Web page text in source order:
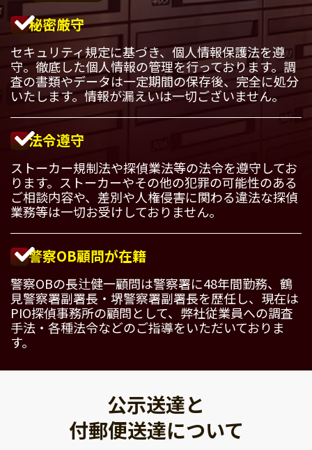
秘密厳守
セキュリティ規定に基づき、個人情報保護法を遵
守。徹底した個人情報の管理を行っております。調
査の書類やデータは一定期間の保存後、完全に処分
いたします。情報が漏えいは一切ございません。
法令遵守
ストーカー規制法や探偵業法等の法令を遵守してお
ります。ストーカーやその他の犯罪の可能性のある
ご相談内容や、差別や人権侵害に関わる違法な探偵
業務等は一切お受けしておりません。
警察OB顧問が在籍
警察OBの長辻健一顧問は警察署に48年間勤務、鶴
見警察署副署長・堺警察署副署長を歴任し、現在は
PIO探偵事務所の顧問として、弊社従業員への調査
手法・各種法令などのご指導をいただいておりま
す。
公示送達と
付郵便送達について